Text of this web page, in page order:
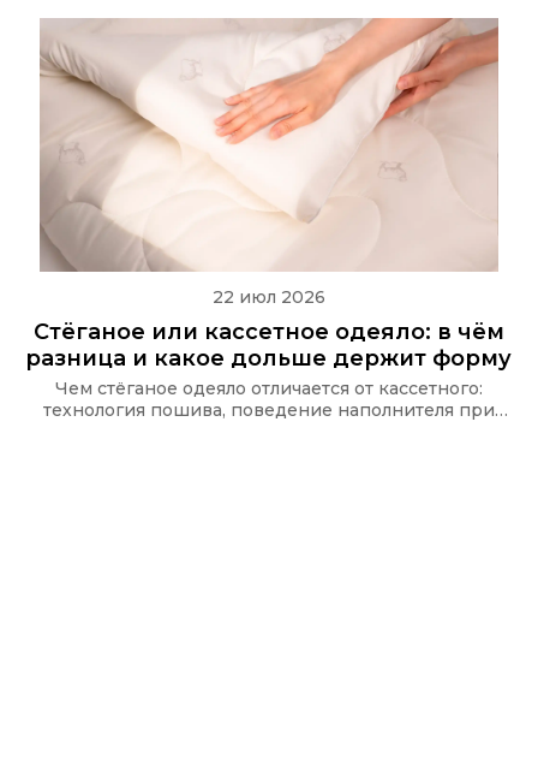
22 июл 2026
Стёганое или кассетное одеяло: в чём
разница и какое дольше держит форму
Чем стёганое одеяло отличается от кассетного:
технология пошива, поведение наполнителя при